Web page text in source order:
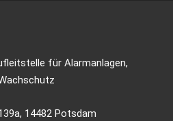
für Alarmanlagen,
14482 Potsdam